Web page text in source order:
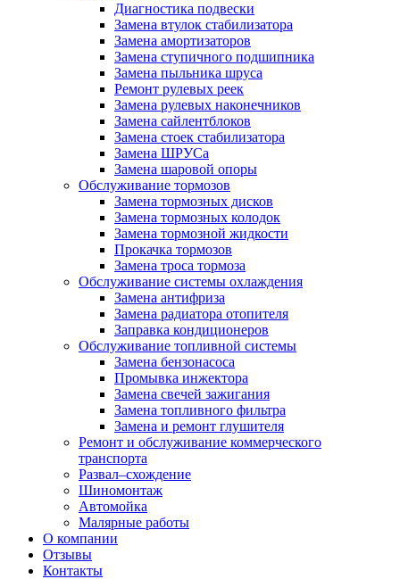
Диагностика подвески
Замена втулок стабилизатора
Замена амортизаторов
Замена ступичного подшипника
Замена пыльника шруса
Ремонт рулевых реек
Замена рулевых наконечников
Замена сайлентблоков
Замена стоек стабилизатора
Замена ШРУСа
Замена шаровой опоры
Обслуживание тормозов
Замена тормозных дисков
Замена тормозных колодок
Замена тормозной жидкости
Прокачка тормозов
Замена троса тормоза
Обслуживание системы охлаждения
Замена антифриза
Замена радиатора отопителя
Заправка кондиционеров
Обслуживание топливной системы
Замена бензонасоса
Промывка инжектора
Замена свечей зажигания
Замена топливного фильтра
Замена и ремонт глушителя
Ремонт и обслуживание коммерческого
транспорта
Развал–схождение
Шиномонтаж
Автомойка
Малярные работы
О компании
Отзывы
Контакты